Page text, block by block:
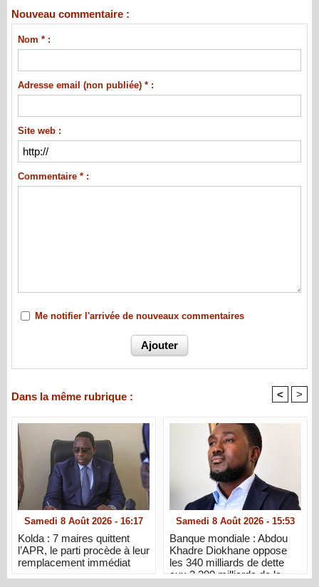
Nouveau commentaire :
Nom * :
Adresse email (non publiée) * :
Site web :
Commentaire * :
Me notifier l'arrivée de nouveaux commentaires
Dans la même rubrique : < >
Samedi 8 Août 2026 - 16:17
Kolda : 7 maires quittent
l’APR, le parti procède à leur
remplacement immédiat
Samedi 8 Août 2026 - 15:53
Banque mondiale : Abdou
Khadre Diokhane oppose
les 340 milliards de dette
aux 2 200 milliards de la